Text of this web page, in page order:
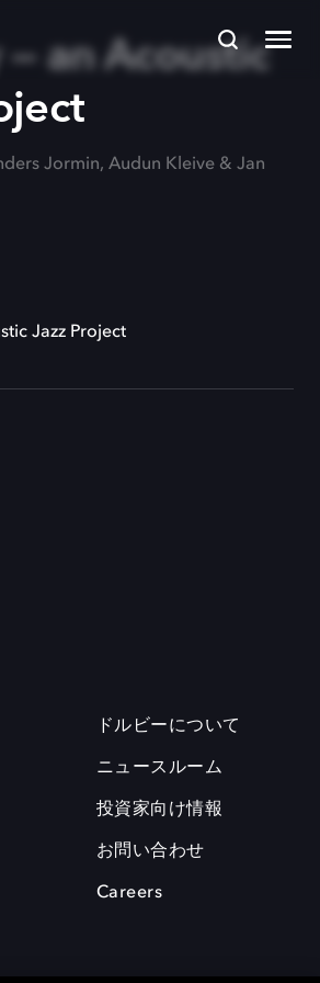
an Acoustic
Jormin, Audun Kleive & Jan
Jazz Project
ドルビーについて
ニュースルーム
投資家向け情報
お問い合わせ
Careers